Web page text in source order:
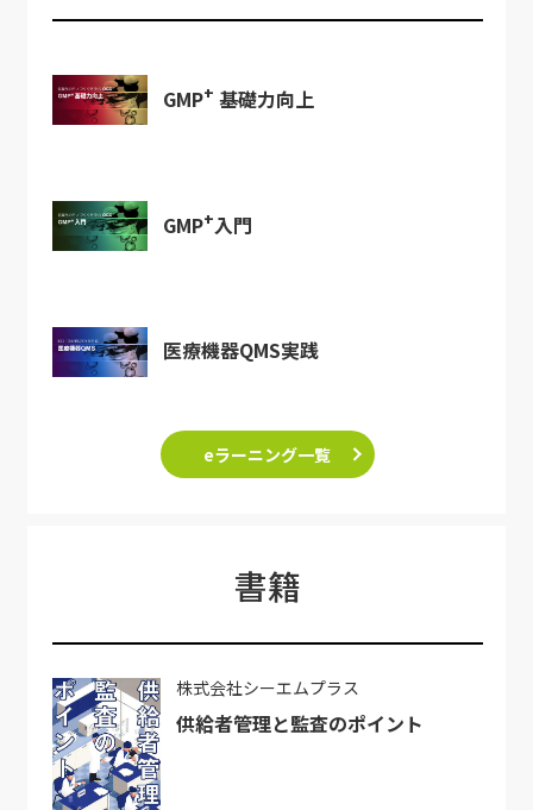
GMP+ 基礎力向上
GMP+入門
医療機器QMS実践
eラーニング一覧
書籍
株式会社シーエムプラス
供給者管理と監査のポイント